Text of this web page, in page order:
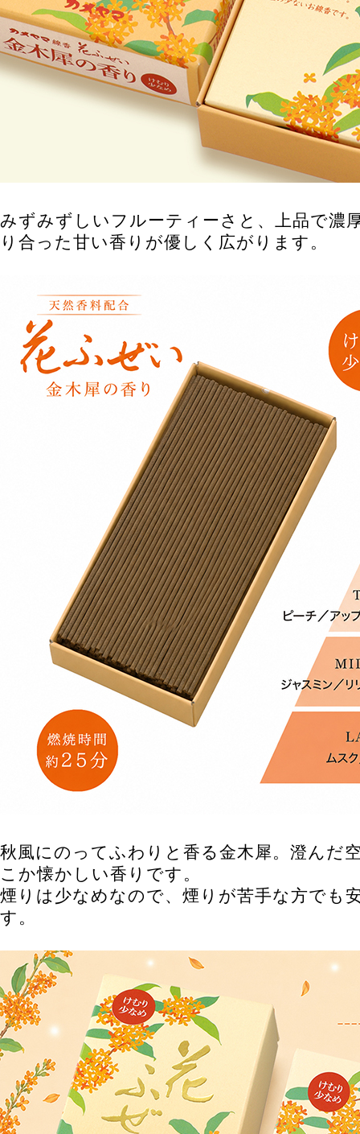
みずみずしいフルーティーさと、上品で濃
り合った甘い香りが優しく広がります。
秋風にのってふわりと香る金木犀。澄んだ
こか懐かしい香りです。
煙りは少なめなので、煙りが苦手な方でも
す。